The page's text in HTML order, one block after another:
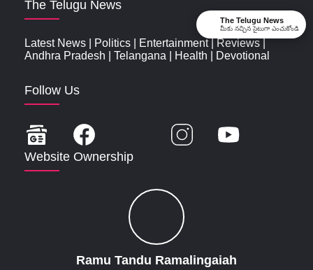
The Telugu News
Latest News Politics Entertainment| Reviews |
Andhra Pradesh
Telangana Health Devotional
Follow Us
Website Ownership
Ramu Tandu Ramalingaiah
The Telugu News
మీకు నచ్చిన సైటుగా ఎంచుకోండి